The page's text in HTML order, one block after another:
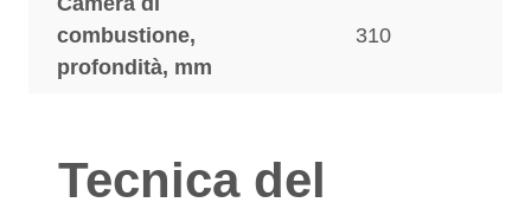
combustione,
profondità, mm
310
Tecnica del